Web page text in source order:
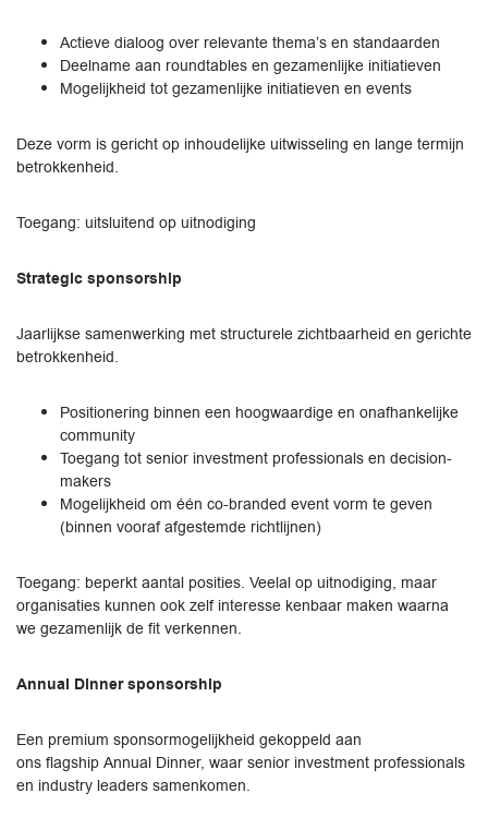
Actieve dialoog over relevante thema’s en standaarden
Deelname aan roundtables en gezamenlijke initiatieven
Mogelijkheid tot gezamenlijke initiatieven en events
Deze vorm is gericht op inhoudelijke uitwisseling en lange termijn
betrokkenheid.
Toegang: uitsluitend op uitnodiging
Strategic sponsorship
Jaarlijkse samenwerking met structurele zichtbaarheid en gerichte
betrokkenheid.
Positionering binnen een hoogwaardige en onafhankelijke
community
Toegang tot senior investment professionals en decision-
makers
Mogelijkheid om één co-branded event vorm te geven
(binnen vooraf afgestemde richtlijnen)
Toegang: beperkt aantal posities. Veelal op uitnodiging, maar
organisaties kunnen ook zelf interesse kenbaar maken waarna
we gezamenlijk de fit verkennen.
Annual Dinner sponsorship
Een premium sponsormogelijkheid gekoppeld aan
ons flagship Annual Dinner, waar senior investment professionals
en industry leaders samenkomen.